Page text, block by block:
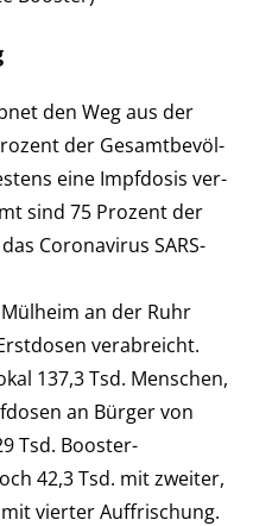
den Weg aus der
der Ge­samt­be­völ­
eine Impf­dosis ver­
sind 75 Pro­zent der
Corona­virus SARS-
an der Ruhr
verabreicht.
137,3 Tsd. Men­schen,
an Bür­ger von
Tsd. Booster-
42,3 Tsd. mit zwei­ter,
vier­ter Auf­frischung.